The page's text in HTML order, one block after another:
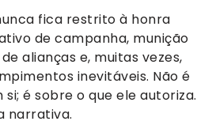
fica restrito à honra
de campanha, munição
alianças e, muitas vezes,
inevitáveis. Não é
é sobre o que ele autoriza.
narrativa.